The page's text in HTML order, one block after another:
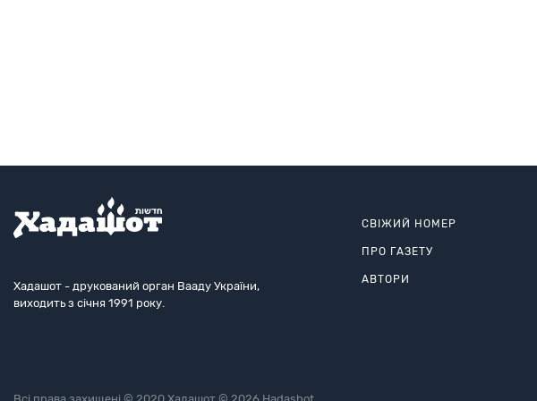
Хадашот - друкований орган Вааду України,
виходить з січня 1991 року.
СВІЖИЙ НОМЕР
ПРО ГАЗЕТУ
АВТОРИ